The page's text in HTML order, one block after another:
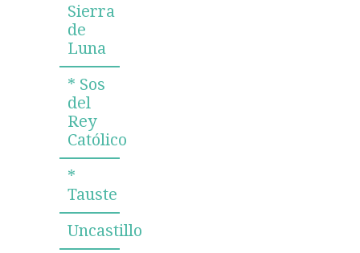
Sierra
de
Luna
* Sos
del
Rey
Católico
*
Tauste
Uncastillo